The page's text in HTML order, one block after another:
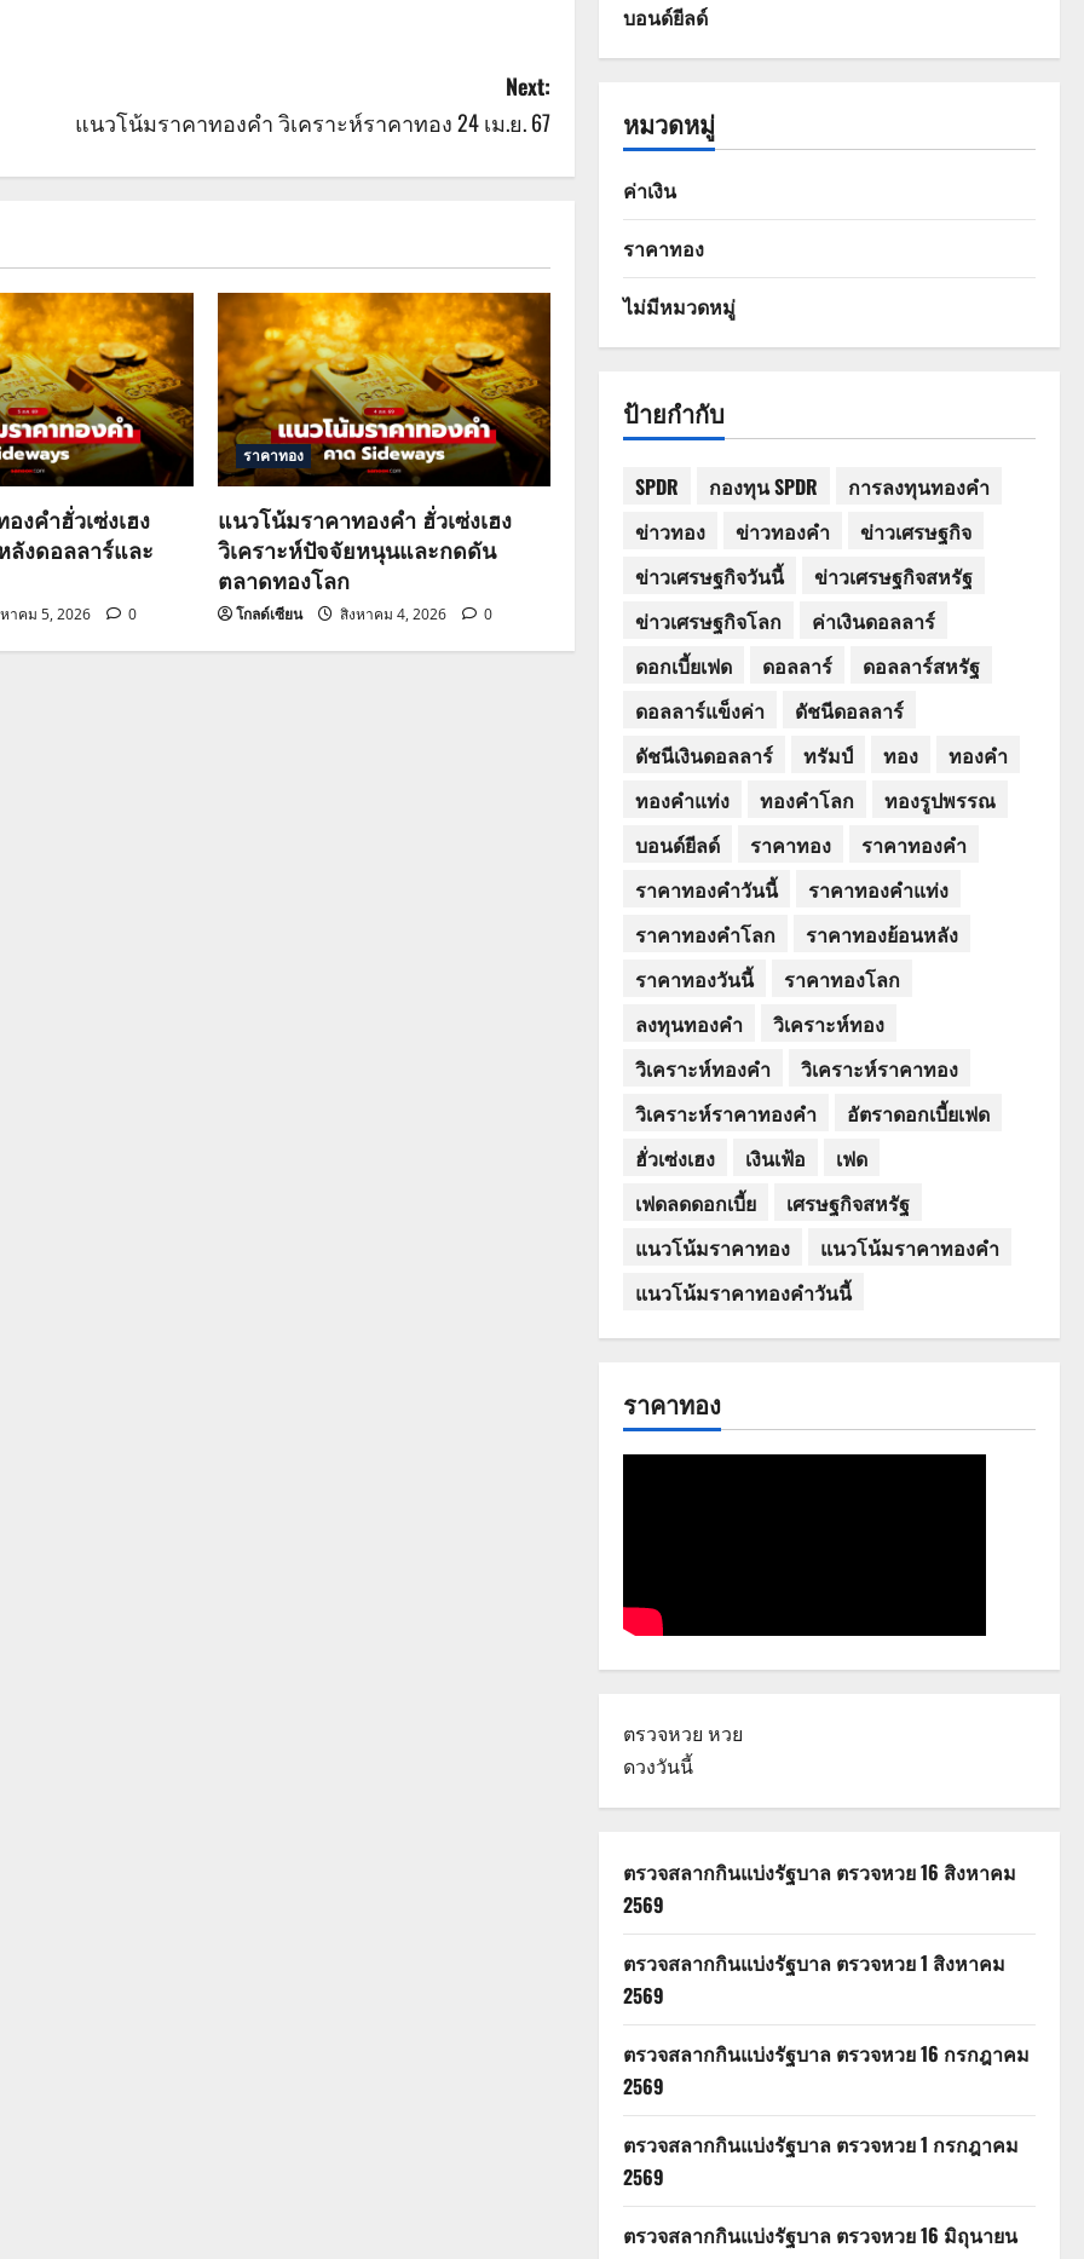
Next:
แนวโน้มราคาทองคำ วิเคราะห์ราคาทอง 24 เม.ย. 67
งคำฮั่วเซ่งเฮง
งดอลลาร์และ
าคม 5, 2026 0
ราคาทอง
แนวโน้มราคาทองคำ ฮั่วเซ่งเฮง
วิเคราะห์ปัจจัยหนุนและกดดัน
ตลาดทองโลก
โกลด์เซียน สิงหาคม 4, 2026 0
บอนด์ยีลด์
หมวดหมู่
ค่าเงิน
ราคาทอง
ไม่มีหมวดหมู่
ป้ายกำกับ
SPDR กองทุน SPDR
การลงทุนทองคำ
ข่าวทอง
ข่าวทองคำ
ข่าวเศรษฐกิจ
ข่าวเศรษฐกิจวันนี้
ข่าวเศรษฐกิจสหรัฐ
ข่าวเศรษฐกิจโลก
ค่าเงินดอลลาร์
ดอกเบี้ยเฟด
ดอลลาร์
ดอลลาร์สหรัฐ
ดอลลาร์แข็งค่า
ดัชนีดอลลาร์
ดัชนีเงินดอลลาร์
ทรัมป์ ทอง
ทองคำ
ทองคำแท่ง
ทองคำโลก
ทองรูปพรรณ
บอนด์ยีลด์
ราคาทอง
ราคาทองคำ
ราคาทองคำวันนี้
ราคาทองคำแท่ง
ราคาทองคำโลก
ราคาทองย้อนหลัง
ราคาทองวันนี้
ราคาทองโลก
ลงทุนทองคำ
วิเคราะห์ทอง
วิเคราะห์ทองคำ
วิเคราะห์ราคาทอง
วิเคราะห์ราคาทองคำ
อัตราดอกเบี้ยเฟด
ฮั่วเซ่งเฮง
เงินเฟ้อ
เฟด
เฟดลดดอกเบี้ย
เศรษฐกิจสหรัฐ
แนวโน้มราคาทอง
แนวโน้มราคาทองคำ
แนวโน้มราคาทองคำวันนี้
ราคาทอง
ตรวจหวย หวย
ดวงวันนี้
ตรวจสลากกินแบ่งรัฐบาล ตรวจหวย 16 สิงหาคม
2569
ตรวจสลากกินแบ่งรัฐบาล ตรวจหวย 1 สิงหาคม
2569
ตรวจสลากกินแบ่งรัฐบาล ตรวจหวย 16 กรกฎาคม
2569
ตรวจสลากกินแบ่งรัฐบาล ตรวจหวย 1 กรกฎาคม
2569
ตรวจสลากกินแบ่งรัฐบาล ตรวจหวย 16 มิถุนายน